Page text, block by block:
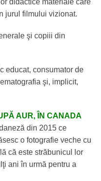
jurul filmului vizionat.
şi copiii din
educat, consumator de
şi, implicit,
AUR, ÎN CANADA
din 2015 ce
o fotografie veche cu
că este străbunicul lor
ani în urmă pentru a